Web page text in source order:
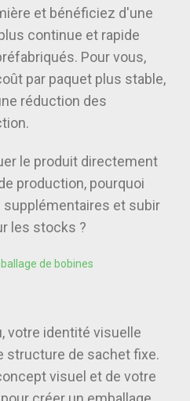
et bénéficiez d'une
continue et rapide
Pour vous,
par paquet plus stable,
réduction des
le produit directement
production, pourquoi
supplémentaires et subir
les stocks ?
votre identité visuelle
structure de sachet fixe.
visuel et de votre